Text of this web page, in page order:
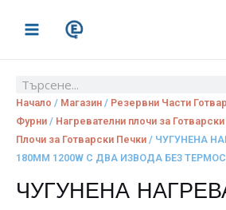
MENU
Search
Начало / Магазин / Резервни Части
Фурни / Нагревателни плочи за
Плочи за Готварски Печки / ЧУГУНЕНА
180ММ 1200W С ДВА ИЗВОДА БЕЗ
ЧУГУНЕНА